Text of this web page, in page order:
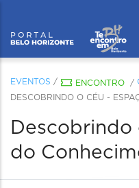
EVENTOS / ENCONTRO /
DESCOBRINDO O CÉU -
Descobrindo
do